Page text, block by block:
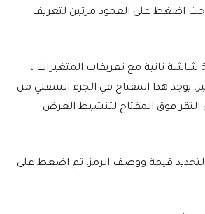
اضغط على العمود مرتين لتعريف
شاشة ثانية مع تعريفات المتغيرات ،
يوجد هذا المفتاح في الجزء السفلي من
فوق المفتاح لتنشيط العرض
لتحديد قيمة ووصف الرمز. ثم اضغط على